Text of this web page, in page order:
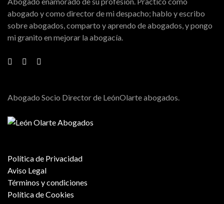
abogado y como director de mi despacho; hablo y escribo
sobre abogados, comparto y aprendo de abogados, y pongo
mi granito en mejorar la abogacía.
Abogado Socio Director de LeónOlarte abogados.
Política de Privacidad
Aviso Legal
Términos y condiciones
Política de Cookies